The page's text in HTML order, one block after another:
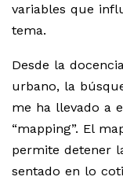
variables que
tema.
Desde la
urbano, la
me ha llevado a
“mapping”. El
permite detener
sentado en lo